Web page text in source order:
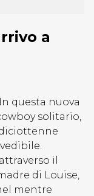
a
In questa nuova
solitario,
il
di Louise,
mentre